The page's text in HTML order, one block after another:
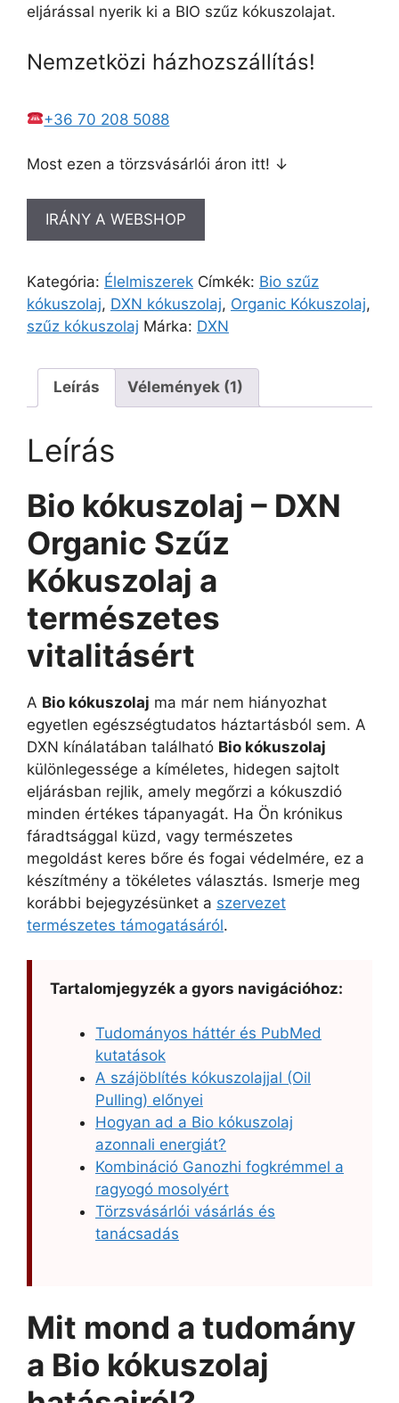
eljárással nyerik ki a BIO szűz kókuszolajat.
Nemzetközi házhozszállítás!
+36 70 208 5088
Most ezen a törzsvásárlói áron itt! ↓
IRÁNY A WEBSHOP
Kategória: Élelmiszerek Címkék: Bio szűz
kókuszolaj, DXN kókuszolaj, Organic Kókuszolaj,
szűz kókuszolaj Márka: DXN
Leírás Vélemények (1)
Leírás
Bio kókuszolaj – DXN
Organic Szűz
Kókuszolaj a
természetes
vitalitásért
A Bio kókuszolaj ma már nem hiányozhat
egyetlen egészségtudatos háztartásból sem. A
DXN kínálatában található Bio kókuszolaj
különlegessége a kíméletes, hidegen sajtolt
eljárásban rejlik, amely megőrzi a kókuszdió
minden értékes tápanyagát. Ha Ön krónikus
fáradtsággal küzd, vagy természetes
megoldást keres bőre és fogai védelmére, ez a
készítmény a tökéletes választás. Ismerje meg
korábbi bejegyzésünket a szervezet
természetes támogatásáról.
Tartalomjegyzék a gyors navigációhoz:
Tudományos háttér és PubMed
kutatások
A szájöblítés kókuszolajjal (Oil
Pulling) előnyei
Hogyan ad a Bio kókuszolaj
azonnali energiát?
Kombináció Ganozhi fogkrémmel a
ragyogó mosolyért
Törzsvásárlói vásárlás és
tanácsadás
Mit mond a tudomány
a Bio kókuszolaj